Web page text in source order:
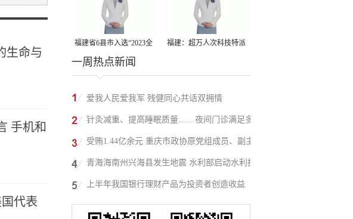
生命与
手机和
代表
福建省6县市入选“2023全
国县域发展潜力百强县”
福建：超万人次科技特派
一周热点新闻
爱我人民爱我军 残健同心共话双拥情
针灸减重、提高睡眠质量……夜间门诊满足多
元健康需求
受贿1.44亿余元 重庆市政协原党组成员、副主
席段成刚一审被判无期
青海海南州兴海县发生地震 水利部启动水利抗
震救灾调度指挥机制
上半年我国银行理财产品为投资者创造收益
3052亿元